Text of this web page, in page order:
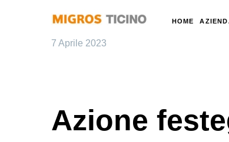
HOME
7 Aprile 2023
Azione